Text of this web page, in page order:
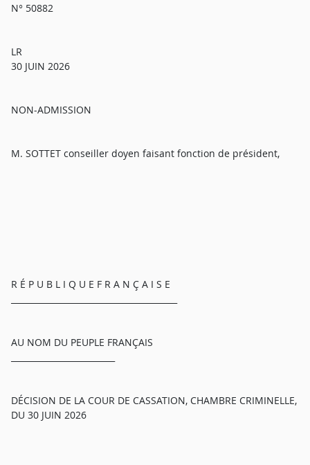
N° 50882
LR
30 JUIN 2026
NON-ADMISSION
M. SOTTET conseiller doyen faisant fonction de président,
R É P U B L I Q U E F R A N Ç A I S E
AU NOM DU PEUPLE FRANÇAIS
DÉCISION DE LA COUR DE CASSATION, CHAMBRE CRIMINELLE,
DU 30 JUIN 2026